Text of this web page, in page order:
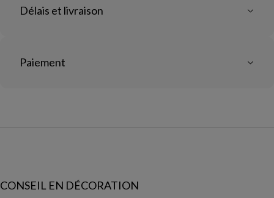
Délais et livraison
Paiement
CONSEIL EN DÉCORATION